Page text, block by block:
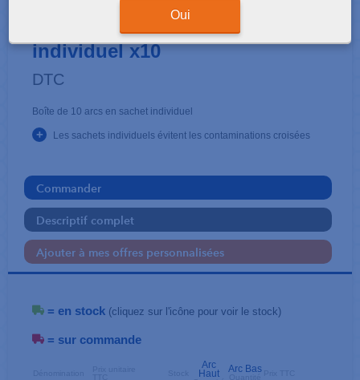
Oui
DTC Acier .021x.025 sachet
individuel x10
DTC
Boîte de 10 arcs en sachet individuel
+ Les sachets individuels évitent les contaminations croisées
Commander
Descriptif complet
Ajouter à mes offres personnalisées
= en stock (cliquez sur l'icône pour voir le stock)
= sur commande
Arc
Haut Arc Bas